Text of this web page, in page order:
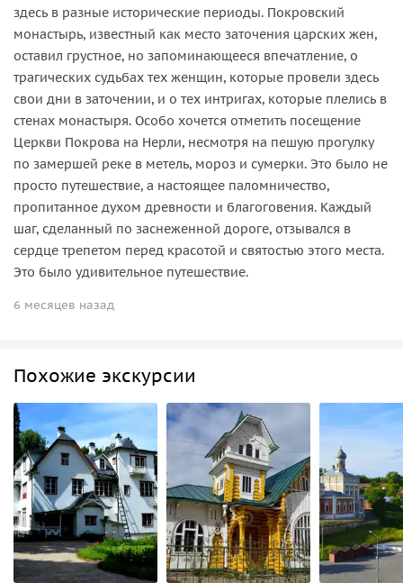
здесь в разные исторические периоды. Покровский
монастырь, известный как место заточения царских жен,
оставил грустное, но запоминающееся впечатление, о
трагических судьбах тех женщин, которые провели здесь
свои дни в заточении, и о тех интригах, которые плелись в
стенах монастыря. Особо хочется отметить посещение
Церкви Покрова на Нерли, несмотря на пешую прогулку
по замершей реке в метель, мороз и сумерки. Это было не
просто путешествие, а настоящее паломничество,
пропитанное духом древности и благоговения. Каждый
шаг, сделанный по заснеженной дороге, отзывался в
сердце трепетом перед красотой и святостью этого места.
Это было удивительное путешествие.
6 месяцев назад
Похожие экскурсии